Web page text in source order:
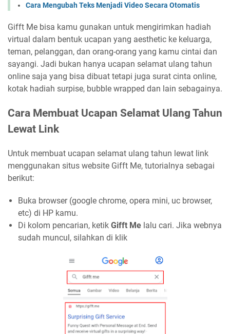
Cara Mengubah Teks Menjadi Video Secara Otomatis
Gifft Me bisa kamu gunakan untuk mengirimkan hadiah
virtual dalam bentuk ucapan yang aesthetic ke keluarga,
teman, pelanggan, dan orang-orang yang kamu cintai dan
sayangi. Jadi bukan hanya ucapan selamat ulang tahun
online saja yang bisa dibuat tetapi juga surat cinta online,
kotak hadiah surpise, bubble wrapped dan lain sebagainya.
Cara Membuat Ucapan Selamat Ulang Tahun
Lewat Link
Untuk membuat ucapan selamat ulang tahun lewat link
menggunakan situs website Gifft Me, tutorialnya sebagai
berikut:
Buka browser (google chrome, opera mini, uc browser,
etc) di HP kamu.
Di kolom pencarian, ketik Gifft Me lalu cari. Jika webnya
sudah muncul, silahkan di klik